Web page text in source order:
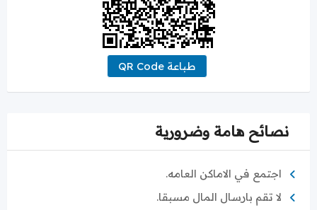
طباعة QR Code
نصائح هامة وضرورية
اجتمع في الاماكن العامه.
لا تقم بارسال المال مسبقا.